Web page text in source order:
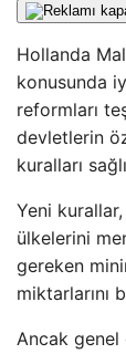
Hollanda
konusunda
reformları
devletlerin
kuralları
Yeni
ülkelerini
gereken
miktarlarını
Ancak genel